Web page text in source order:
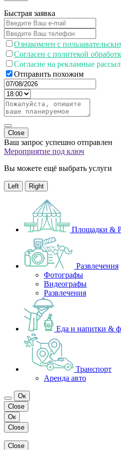
Быстрая заявка
Ознакомлен с
Согласен с политекой
Согласие на рекламные
Отправить похожим
Close
Ваш запрос успешно отправлен
Мероприятие под ключ
Вы можете ещё выбрать услуги
Left Right
Площадки &
Развлечения
Фотографы
Видеографы
Развлечения
Еда и напитки &
Транспорт
Аренда авто
Ок
Close
Ок
Close
Close